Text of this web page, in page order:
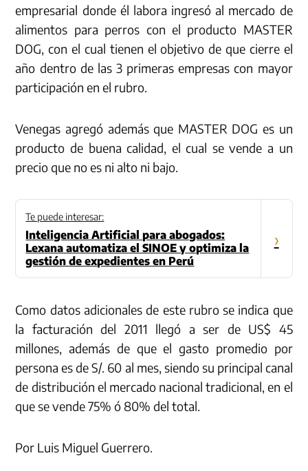
empresarial donde él labora ingresó al mercado de
alimentos para perros con el producto MASTER
DOG, con el cual tienen el objetivo de que cierre el
año dentro de las 3 primeras empresas con mayor
participación en el rubro.
Venegas agregó además que MASTER DOG es un
producto de buena calidad, el cual se vende a un
precio que no es ni alto ni bajo.
Te puede interesar:
Inteligencia Artificial para abogados:
Lexana automatiza el SINOE y optimiza la
gestión de expedientes en Perú
›
Como datos adicionales de este rubro se indica que
la facturación del 2011 llegó a ser de US$ 45
millones, además de que el gasto promedio por
persona es de S/. 60 al mes, siendo su principal canal
de distribución el mercado nacional tradicional, en el
que se vende 75% ó 80% del total.
Por Luis Miguel Guerrero.